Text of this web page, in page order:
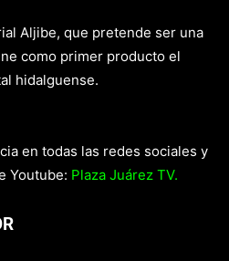
Aljibe, que pretende ser una
como primer producto el
hidalguense.
en todas las redes sociales y
Youtube: Plaza Juárez TV.